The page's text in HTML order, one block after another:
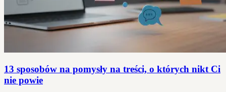
13 sposobów na pomysły na treści, o których nikt Ci
nie powie